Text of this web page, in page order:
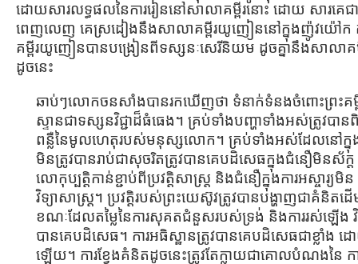
ដោយសារលទ្ធផលនៃការរៀននៅសាលាគម្ពីរនោះ ដោយ សារ
ពេញលេញ គេស្រដៀងនឹងសាលាគម្ពីរយូញៀននៅក្នុងញ៉ូវយ៉ៅក
គម្ពីរយូញៀនបានបង្រៀនពីទស្សនៈសេរីនិយម ដូចគ្នានឹងសាលាគ
ដូចនេះ
ឆាប់ៗលោកចនសាំងបានរកឃើញថា ទំនាក់ទំនងចំពោះព្រះគម្
ស្ទានជាទស្សនវិជ្ជាដ៏ធំធេង។ គ្រប់ទាំងបញ្ហាទាំងអស់ត្រូវបាន
ពន្លឺនៃមូលហេតុរបស់មនុស្សលោក។ គ្រប់ទាំងអស់ដែលនៅក្នុង
មិនត្រូវបានរាប់ជាសុចរិតត្រូវបានគេបដិសេធក្នុងជំនឿមិនស័
លោកុប្បត្ដិកាន់ខ្ជាប់ពីប្រវត្ដិសាស្រ្ដ និងជំនឿក្នុងការអស្ចារ្យមិ
វិទ្យាសាស្រ្ដ។ ប្រវត្ដិរបស់ព្រះយេស៊ូវត្រូវបានបង្ហាញជាគំនិតដើ
ខណៈដែលតម្លៃនៃការសុគតជំនួសរបស់ទ្រង់ និងការរស់ឡើង
បានគេបដិសេធ។ ការអធិស្ឋានត្រូវបានគេបដិសេធជាខ្លាំង
ឡើយ។ ការខ្វែងគំនិតដូចនេះត្រូវតែក្លាយជាគោលបំណងនៃ